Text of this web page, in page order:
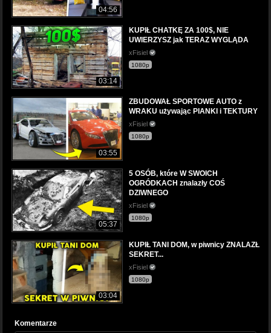
04:56
03:14
KUPIŁ CHATKĘ ZA 100$, NIE
UWIERZYSZ jak TERAZ WYGLĄDA
xFisiel
1080p
03:55
ZBUDOWAŁ SPORTOWE AUTO z
WRAKU używając PIANKI i TEKTURY
xFisiel
1080p
05:37
5 OSÓB, które W SWOICH
OGRÓDKACH znalazły COŚ
DZIWNEGO
xFisiel
1080p
03:04
KUPIŁ TANI DOM, w piwnicy ZNALAZŁ
SEKRET...
xFisiel
1080p
Komentarze